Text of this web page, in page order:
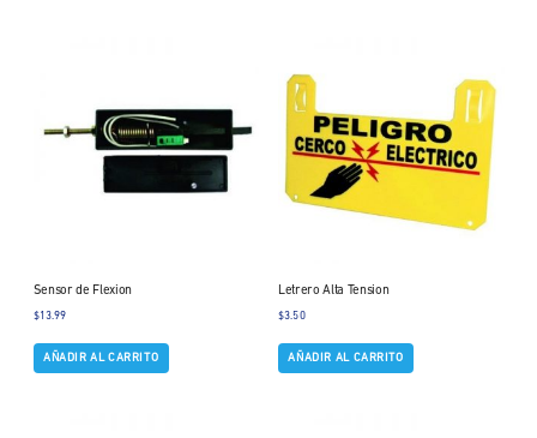
Sensor de Flexion
$13.99
AÑADIR AL CARRITO
Letrero Alta Tension
$3.50
AÑADIR AL CARRITO